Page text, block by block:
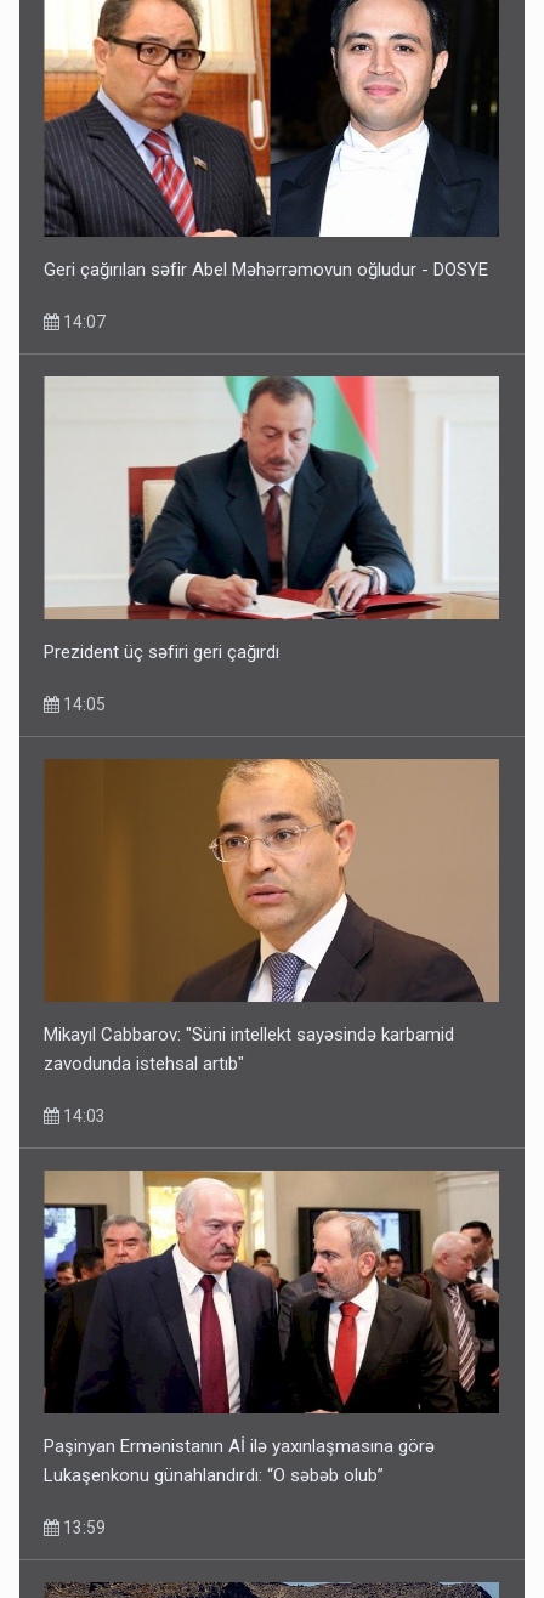
Geri çağırılan səfir Abel Məhərrəmovun oğludur - DOSYE
14:07
Prezident üç səfiri geri çağırdı
14:05
Mikayıl Cabbarov: "Süni intellekt sayəsində karbamid
zavodunda istehsal artıb"
14:03
Paşinyan Ermənistanın Aİ ilə yaxınlaşmasına görə
Lukaşenkonu günahlandırdı: “O səbəb olub”
13:59